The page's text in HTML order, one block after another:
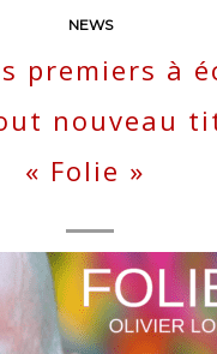
NEWS
premiers à
nouveau
« Folie »